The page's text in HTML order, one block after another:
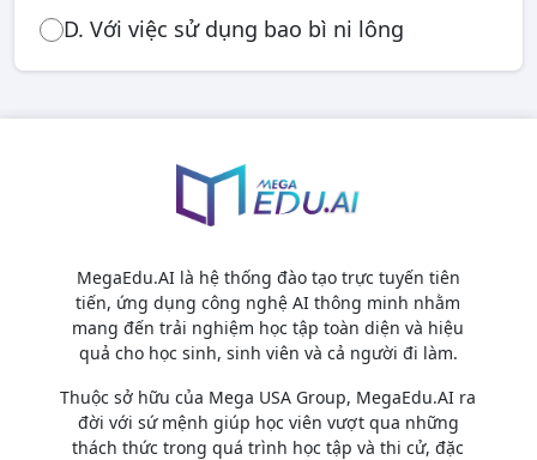
D. Với việc sử dụng bao bì ni lông
MegaEdu.AI là hệ thống đào tạo trực tuyến tiên
tiến, ứng dụng công nghệ AI thông minh nhằm
mang đến trải nghiệm học tập toàn diện và hiệu
quả cho học sinh, sinh viên và cả người đi làm.
Thuộc sở hữu của Mega USA Group, MegaEdu.AI ra
đời với sứ mệnh giúp học viên vượt qua những
thách thức trong quá trình học tập và thi cử, đặc